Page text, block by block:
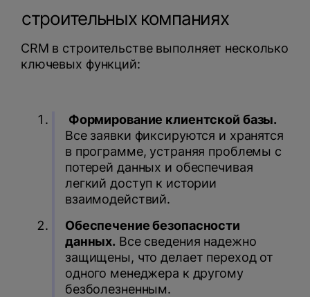
строительных компаниях
CRM в строительстве выполняет несколько
ключевых функций:
Формирование клиентской базы.
Все заявки фиксируются и хранятся
в программе, устраняя проблемы с
потерей данных и обеспечивая
легкий доступ к истории
взаимодействий.
Обеспечение безопасности
данных. Все сведения надежно
защищены, что делает переход от
одного менеджера к другому
безболезненным.